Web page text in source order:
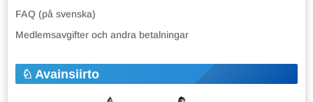
FAQ (på svenska)
Medlemsavgifter och andra betalningar
Avainsiirto